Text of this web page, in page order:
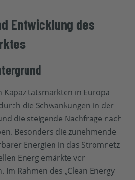
Entwicklung des
Kapazitätsmärkten in Europa
die Schwankungen in der
die steigende Nachfrage nach
Besonders die zunehmende
Energien in das Stromnetz
Energiemärkte vor
Rahmen des „Clean Energy